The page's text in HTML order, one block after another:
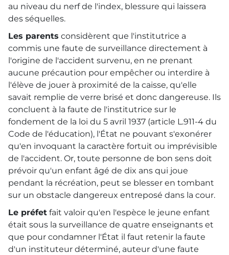
au niveau du nerf de l'index, blessure qui laissera
des séquelles.
Les parents considèrent que l'institutrice a
commis une faute de surveillance directement à
l'origine de l'accident survenu, en ne prenant
aucune précaution pour empêcher ou interdire à
l'élève de jouer à proximité de la caisse, qu'elle
savait remplie de verre brisé et donc dangereuse. Ils
concluent à la faute de l'institutrice sur le
fondement de la loi du 5 avril 1937 (article L.911-4 du
Code de l'éducation), l'État ne pouvant s'exonérer
qu'en invoquant la caractère fortuit ou imprévisible
de l'accident. Or, toute personne de bon sens doit
prévoir qu'un enfant âgé de dix ans qui joue
pendant la récréation, peut se blesser en tombant
sur un obstacle dangereux entreposé dans la cour.
Le préfet fait valoir qu'en l'espèce le jeune enfant
était sous la surveillance de quatre enseignants et
que pour condamner l'État il faut retenir la faute
d'un instituteur déterminé, auteur d'une faute